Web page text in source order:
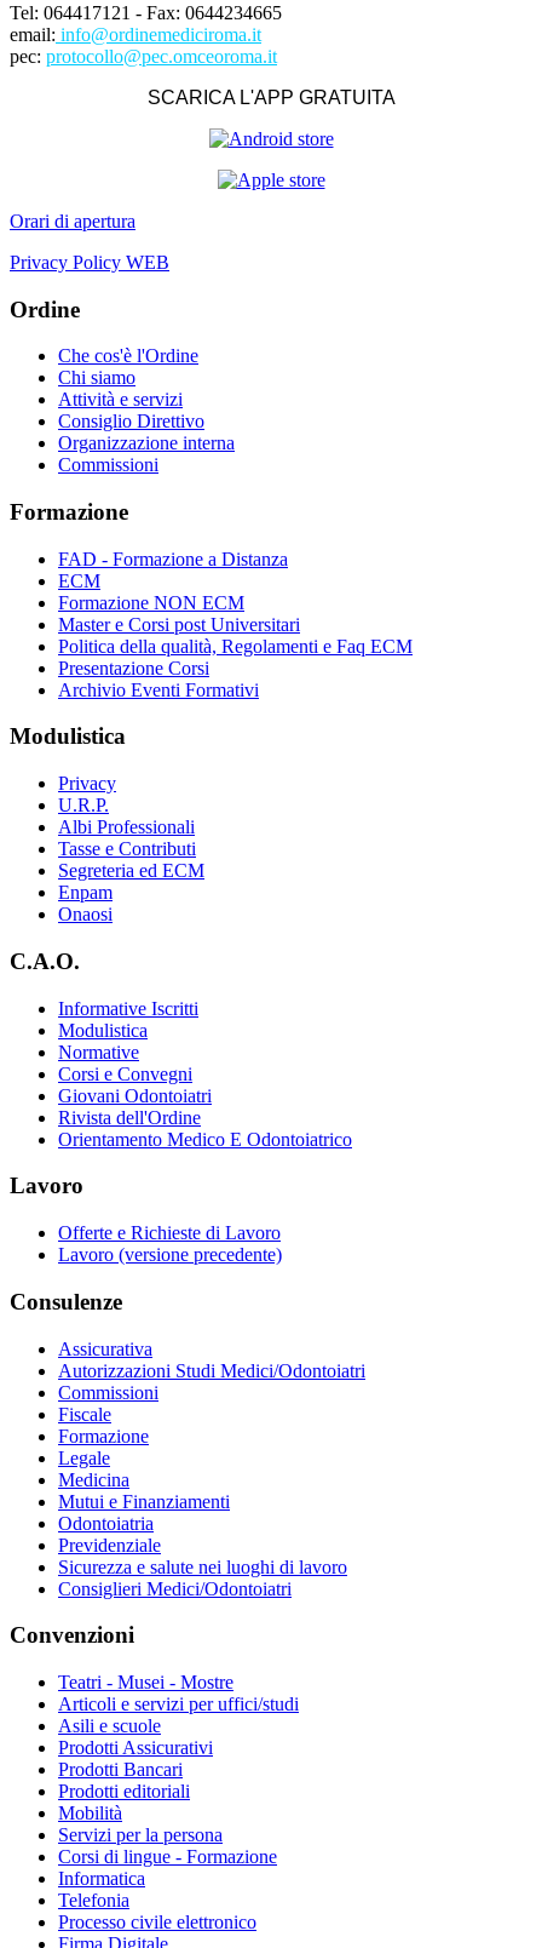
Tel: 064417121 - Fax: 0644234665
email: info@ordinemediciroma.it
pec: protocollo@pec.omceoroma.it
SCARICA L'APP GRATUITA
Orari di apertura
Privacy Policy WEB
Ordine
Che cos'è l'Ordine
Chi siamo
Attività e servizi
Consiglio Direttivo
Organizzazione interna
Commissioni
Formazione
FAD - Formazione a Distanza
ECM
Formazione NON ECM
Master e Corsi post Universitari
Politica della qualità, Regolamenti e Faq ECM
Presentazione Corsi
Archivio Eventi Formativi
Modulistica
Privacy
U.R.P.
Albi Professionali
Tasse e Contributi
Segreteria ed ECM
Enpam
Onaosi
C.A.O.
Informative Iscritti
Modulistica
Normative
Corsi e Convegni
Giovani Odontoiatri
Rivista dell'Ordine
Orientamento Medico E Odontoiatrico
Lavoro
Offerte e Richieste di Lavoro
Lavoro (versione precedente)
Consulenze
Assicurativa
Autorizzazioni Studi Medici/Odontoiatri
Commissioni
Fiscale
Formazione
Legale
Medicina
Mutui e Finanziamenti
Odontoiatria
Previdenziale
Sicurezza e salute nei luoghi di lavoro
Consiglieri Medici/Odontoiatri
Convenzioni
Teatri - Musei - Mostre
Articoli e servizi per uffici/studi
Asili e scuole
Prodotti Assicurativi
Prodotti Bancari
Prodotti editoriali
Mobilità
Servizi per la persona
Corsi di lingue - Formazione
Informatica
Telefonia
Processo civile elettronico
Firma Digitale